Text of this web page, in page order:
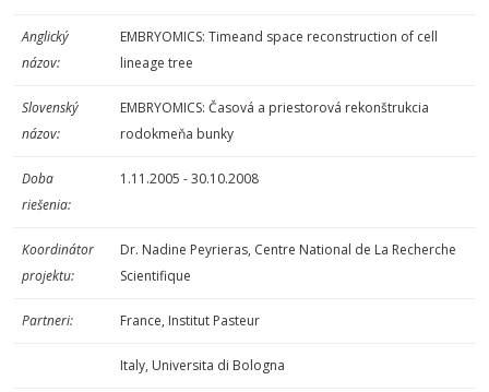
Anglický
názov:
EMBRYOMICS: Timeand space reconstruction of cell
lineage tree
Slovenský
názov:
EMBRYOMICS: Časová a priestorová rekonštrukcia
rodokmeňa bunky
Doba
riešenia:
1.11.2005 - 30.10.2008
Koordinátor
projektu:
Dr. Nadine Peyrieras, Centre National de La Recherche
Scientifique
Partneri: France, Institut Pasteur
Italy, Universita di Bologna